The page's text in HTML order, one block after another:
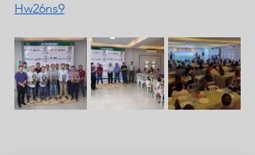
Hw26ns9